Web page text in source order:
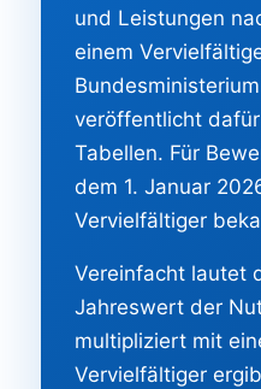
und Leistungen
einem
veröffentlicht
Tabellen. Für
dem 1. Januar
Vervielfältiger
Vereinfacht lautet
Jahreswert der
multipliziert mit
Vervielfältiger